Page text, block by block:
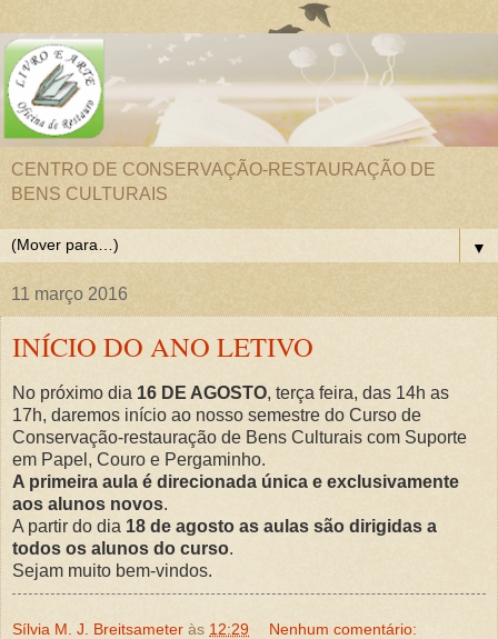
CENTRO DE CONSERVAÇÃO-RESTAURAÇÃO DE
BENS CULTURAIS
▼
11 março 2016
INÍCIO DO ANO LETIVO
No próximo dia 16 DE AGOSTO, terça feira, das 14h as
17h, daremos início ao nosso semestre do Curso de
Conservação-restauração de Bens Culturais com Suporte
em Papel, Couro e Pergaminho.
A primeira aula é direcionada única e exclusivamente
aos alunos novos.
A partir do dia 18 de agosto as aulas são dirigidas a
todos os alunos do curso.
Sejam muito bem-vindos.
Sílvia M. J. Breitsameter às 12:29 Nenhum comentário: